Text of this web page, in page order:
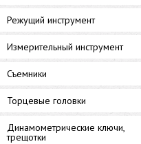
Режущий инструмент
Измерительный инструмент
Съемники
Торцевые головки
Динамометрические ключи,
трещотки